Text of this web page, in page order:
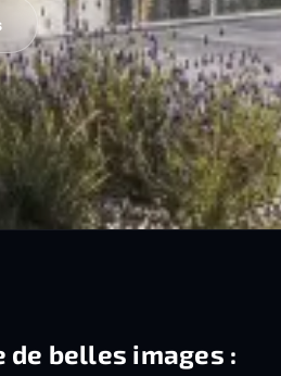
de belles images :